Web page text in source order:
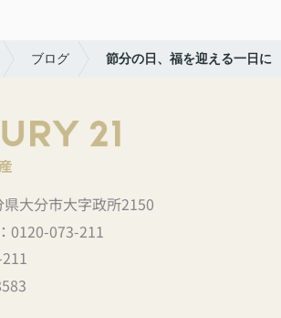
ブログ 節分の日、福を迎える一日に
大分市大字政所2150
0120-073-211